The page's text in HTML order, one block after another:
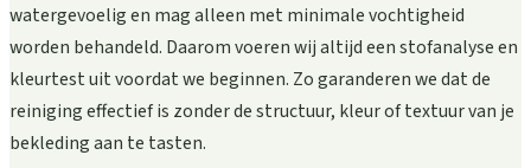
watergevoelig en mag alleen met minimale vochtigheid
worden behandeld. Daarom voeren wij altijd een stofanalyse en
kleurtest uit voordat we beginnen. Zo garanderen we dat de
reiniging effectief is zonder de structuur, kleur of textuur van je
bekleding aan te tasten.